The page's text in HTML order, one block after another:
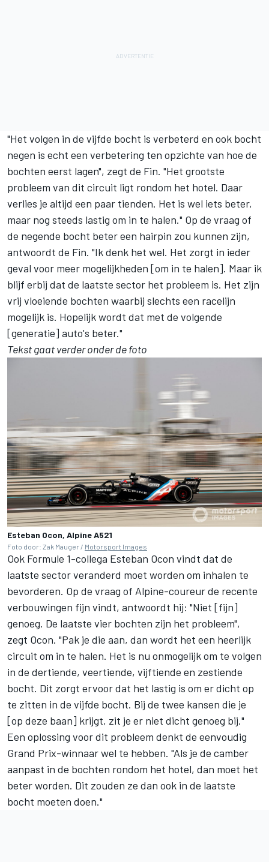
"Het volgen in de vijfde bocht is verbeterd en ook bocht
negen is echt een verbetering ten opzichte van hoe de
bochten eerst lagen", zegt de Fin. "Het grootste
probleem van dit circuit ligt rondom het hotel. Daar
verlies je altijd een paar tienden. Het is wel iets beter,
maar nog steeds lastig om in te halen." Op de vraag of
de negende bocht beter een hairpin zou kunnen zijn,
antwoordt de Fin. "Ik denk het wel. Het zorgt in ieder
geval voor meer mogelijkheden [om in te halen]. Maar ik
blijf erbij dat de laatste sector het probleem is. Het zijn
vrij vloeiende bochten waarbij slechts een racelijn
mogelijk is. Hopelijk wordt dat met de volgende
[generatie] auto's beter."
Tekst gaat verder onder de foto
Esteban Ocon, Alpine A521
Foto door: Zak Mauger / Motorsport Images
Ook Formule 1-collega Esteban Ocon vindt dat de
laatste sector veranderd moet worden om inhalen te
bevorderen. Op de vraag of Alpine-coureur de recente
verbouwingen fijn vindt, antwoordt hij: "Niet [fijn]
genoeg. De laatste vier bochten zijn het probleem",
zegt Ocon. "Pak je die aan, dan wordt het een heerlijk
circuit om in te halen. Het is nu onmogelijk om te volgen
in de dertiende, veertiende, vijftiende en zestiende
bocht. Dit zorgt ervoor dat het lastig is om er dicht op
te zitten in de vijfde bocht. Bij de twee kansen die je
[op deze baan] krijgt, zit je er niet dicht genoeg bij."
Een oplossing voor dit probleem denkt de eenvoudig
Grand Prix-winnaar wel te hebben. "Als je de camber
aanpast in de bochten rondom het hotel, dan moet het
beter worden. Dit zouden ze dan ook in de laatste
bocht moeten doen."